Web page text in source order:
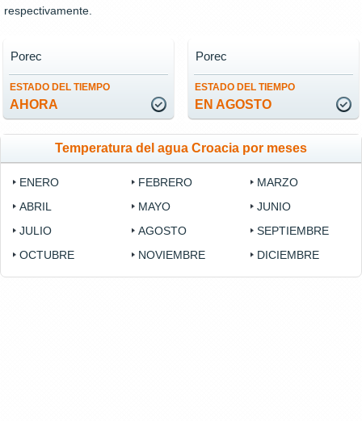
respectivamente.
ESTADO DEL TIEMPO
AHORA
Porec
ESTADO DEL TIEMPO
EN AGOSTO
Porec
Temperatura del agua Croacia por meses
ENERO FEBRERO
MARZO
ABRIL
MAYO
JUNIO
JULIO
AGOSTO
SEPTIEMBRE
OCTUBRE
NOVIEMBRE DICIEMBRE